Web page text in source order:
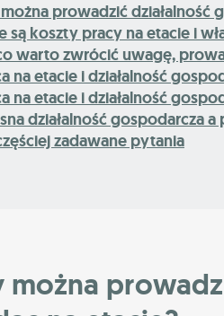
prowadzić działalność
są koszty pracy na etacie i
warto zwrócić uwagę,
na etacie i działalność
na etacie i działalność
działalność gospodarcza
zadawane pytania
można